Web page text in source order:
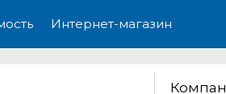
Интернет-магазин